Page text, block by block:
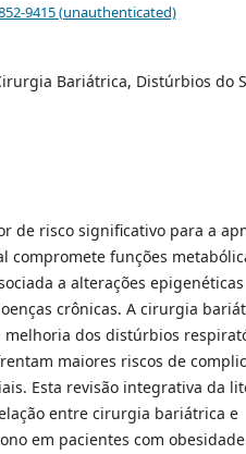
9415 (unauthenticated)
Bariátrica, Distúrbios do
de risco significativo para a
compromete funções
a alterações
crônicas. A cirurgia
melhoria dos distúrbios
maiores riscos de
Esta revisão integrativa da
entre cirurgia bariátrica e
em pacientes com